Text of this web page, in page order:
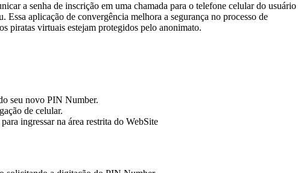
a senha de inscrição em uma chamada para o telefone celular do usuário
aplicação de convergência melhora a segurança no processo de
piratas virtuais estejam protegidos pelo anonimato.
seu novo PIN Number.
de celular.
ingressar na área restrita do WebSite